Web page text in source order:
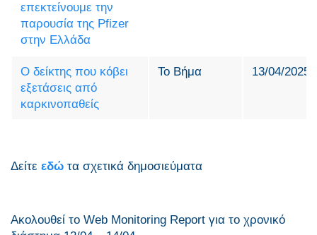
επεκτείνουμε την
παρουσία της Pfizer
στην Ελλάδα
Ο δείκτης που κόβει
εξετάσεις από
καρκινοπαθείς
Το Βήμα 13/04/2025
Δείτε εδώ τα σχετικά δημοσιεύματα
Ακολουθεί το Web Monitoring Report για τo χρονικό